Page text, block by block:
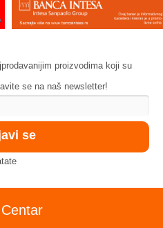
proizvodima koji su
se na naš newsletter!